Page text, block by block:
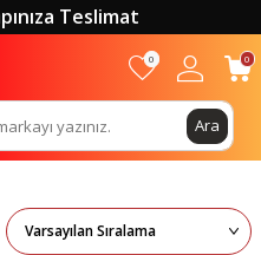
Teslimat
Ara
0 0